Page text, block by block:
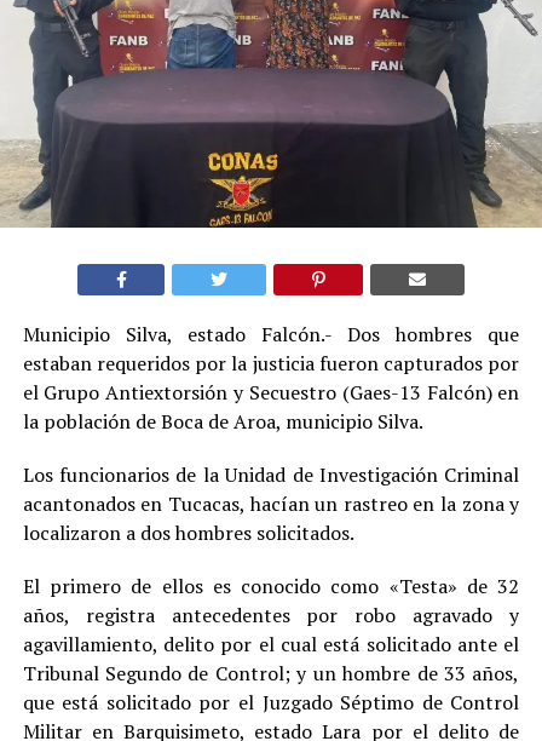
Municipio Silva, estado Falcón.- Dos hombres que
estaban requeridos por la justicia fueron capturados por
el Grupo Antiextorsión y Secuestro (Gaes-13 Falcón) en
la población de Boca de Aroa, municipio Silva.
Los funcionarios de la Unidad de Investigación Criminal
acantonados en Tucacas, hacían un rastreo en la zona y
localizaron a dos hombres solicitados.
El primero de ellos es conocido como «Testa» de 32
años, registra antecedentes por robo agravado y
agavillamiento, delito por el cual está solicitado ante el
Tribunal Segundo de Control; y un hombre de 33 años,
que está solicitado por el Juzgado Séptimo de Control
Militar en Barquisimeto, estado Lara por el delito de